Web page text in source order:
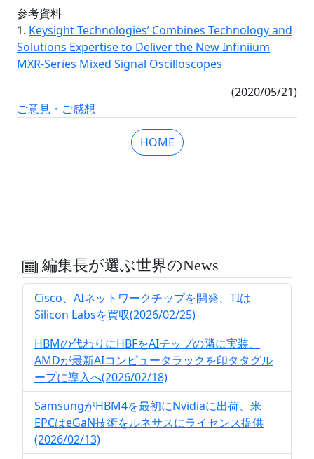
参考資料
1. Keysight Technologies’ Combines Technology and
Solutions Expertise to Deliver the New Infiniium
MXR-Series Mixed Signal Oscilloscopes
(2020/05/21)
ご意見・ご感想
HOME
編集長が選ぶ世界のNews
Cisco、AIネットワークチップを開発、TIは
Silicon Labsを買収(2026/02/25)
HBMの代わりにHBFをAIチップの隣に実装、
AMDが最新AIコンピュータラックを印タタグル
ープに導入へ(2026/02/18)
SamsungがHBM4を最初にNvidiaに出荷、米
EPCはeGaN技術をルネサスにライセンス提供
(2026/02/13)